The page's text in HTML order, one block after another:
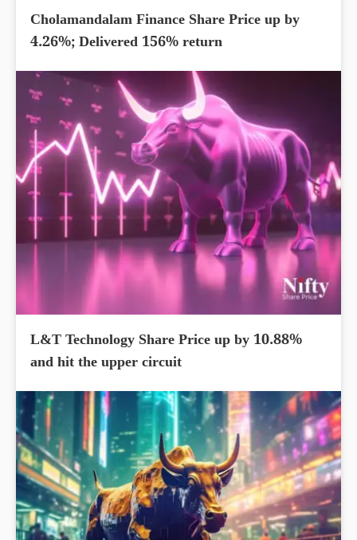
Cholamandalam Finance Share Price up by
4.26%; Delivered 156% return
L&T Technology Share Price up by 10.88%
and hit the upper circuit